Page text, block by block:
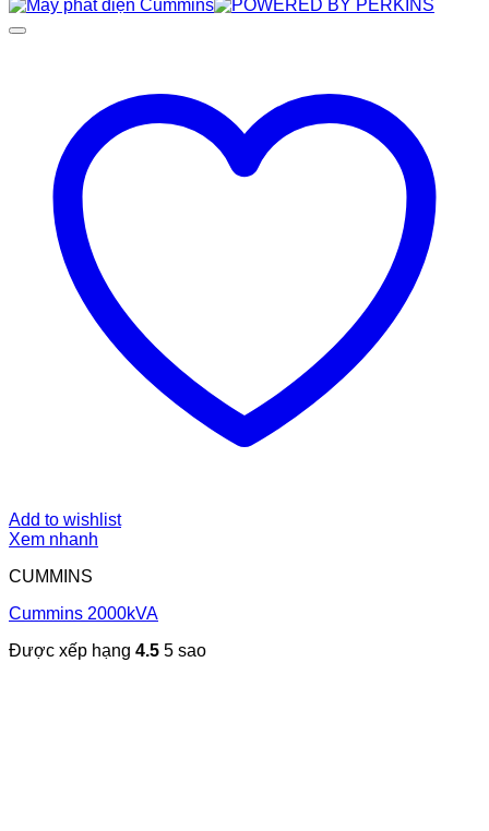
Add to wishlist
Xem nhanh
CUMMINS
Cummins 2000kVA
Được xếp hạng 4.5 5 sao